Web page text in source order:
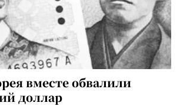
вместе обвалили
доллар